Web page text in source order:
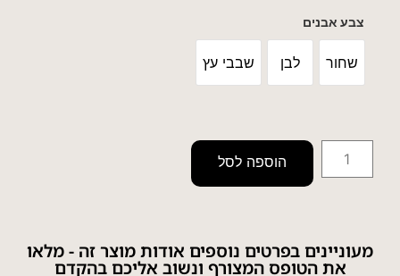
צבע אבנים
שחור לבן שבבי עץ
הוספה לסל
מעוניינים בפרטים נוספים אודות מוצר זה - מלאו
את הטופס המצורף ונשוב אליכם בהקדם